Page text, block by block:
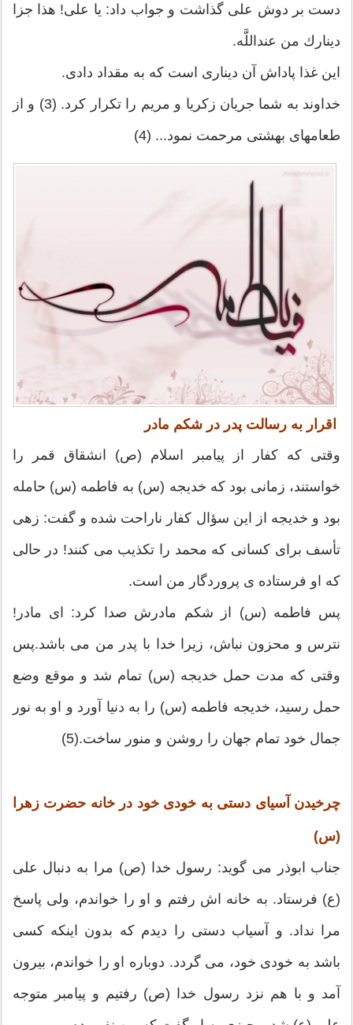
دست بر دوش على گذاشت و جواب داد: يا على! هذا جزا
دينارك من عنداللَّه.
اين غذا پاداش آن دينارى است كه به مقداد دادى.
خداوند به شما جريان زكريا و مريم را تكرار كرد. (3) و از
طعام‏هاى بهشتى مرحمت نمود... (4)
اقرار به رسالت پدر در شكم مادر
وقتى كه كفار از پيامبر اسلام (ص) انشقاق قمر را
خواستند، زمانى بود كه خديجه (س) به فاطمه (س) حامله
بود و خديجه از اين سؤال كفار ناراحت شده و گفت: زهى
تأسف براى كسانى كه محمد را تكذيب مى‏ كنند! در حالى
كه او فرستاده‏ ى پروردگار من است.
پس فاطمه (س) از شكم مادرش صدا كرد: اى مادر!
نترس و محزون نباش، زيرا خدا با پدر من مى‏ باشد.پس
وقتى كه مدت حمل خديجه (س) تمام شد و موقع وضع
حمل رسيد، خديجه فاطمه (س) را به دنيا آورد و او به نور
جمال خود تمام جهان را روشن و منور ساخت.(5)
چرخيدن آسياى دستى به خودى خود در خانه حضرت زهرا
(س)
جناب ابوذر مى‏ گويد: رسول خدا (ص) مرا به دنبال على
(ع) فرستاد. به خانه‏ اش رفتم و او را خواندم، ولى پاسخ
مرا نداد. و آسياب دستى را ديدم كه بدون اينكه كسى
باشد به خودى خود، مى‏ گردد. دوباره او را خواندم، بيرون
آمد و با هم نزد رسول خدا (ص) رفتيم و پيامبر متوجه